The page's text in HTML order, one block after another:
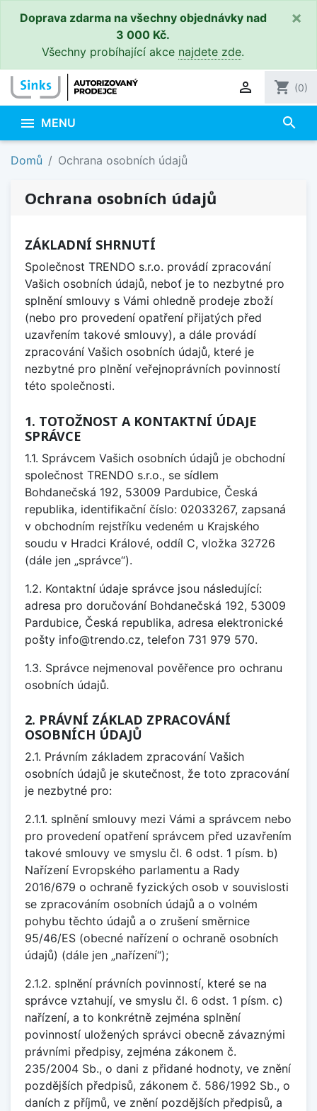
Doprava zdarma na všechny objednávky nad
3 000 Kč.
Všechny probíhající akce najdete zde.
×
 shopping_cart (0)
 MENU search
Domů Ochrana osobních údajů
Ochrana osobních údajů
ZÁKLADNÍ SHRNUTÍ
Společnost TRENDO s.r.o. provádí zpracování
Vašich osobních údajů, neboť je to nezbytné pro
splnění smlouvy s Vámi ohledně prodeje zboží
(nebo pro provedení opatření přijatých před
uzavřením takové smlouvy), a dále provádí
zpracování Vašich osobních údajů, které je
nezbytné pro plnění veřejnoprávních povinností
této společnosti.
1. TOTOŽNOST A KONTAKTNÍ ÚDAJE
SPRÁVCE
1.1. Správcem Vašich osobních údajů je obchodní
společnost TRENDO s.r.o., se sídlem
Bohdanečská 192, 53009 Pardubice, Česká
republika, identifikační číslo: 02033267, zapsaná
v obchodním rejstříku vedeném u Krajského
soudu v Hradci Králové, oddíl C, vložka 32726
(dále jen „správce“).
1.2. Kontaktní údaje správce jsou následující:
adresa pro doručování Bohdanečská 192, 53009
Pardubice, Česká republika, adresa elektronické
pošty info@trendo.cz, telefon 731 979 570.
1.3. Správce nejmenoval pověřence pro ochranu
osobních údajů.
2. PRÁVNÍ ZÁKLAD ZPRACOVÁNÍ
OSOBNÍCH ÚDAJŮ
2.1. Právním základem zpracování Vašich
osobních údajů je skutečnost, že toto zpracování
je nezbytné pro:
2.1.1. splnění smlouvy mezi Vámi a správcem nebo
pro provedení opatření správcem před uzavřením
takové smlouvy ve smyslu čl. 6 odst. 1 písm. b)
Nařízení Evropského parlamentu a Rady
2016/679 o ochraně fyzických osob v souvislosti
se zpracováním osobních údajů a o volném
pohybu těchto údajů a o zrušení směrnice
95/46/ES (obecné nařízení o ochraně osobních
údajů) (dále jen „nařízení“);
2.1.2. splnění právních povinností, které se na
správce vztahují, ve smyslu čl. 6 odst. 1 písm. c)
nařízení, a to konkrétně zejména splnění
povinností uložených správci obecně závaznými
právními předpisy, zejména zákonem č.
235/2004 Sb., o dani z přidané hodnoty, ve znění
pozdějších předpisů, zákonem č. 586/1992 Sb., o
daních z příjmů, ve znění pozdějších předpisů, a